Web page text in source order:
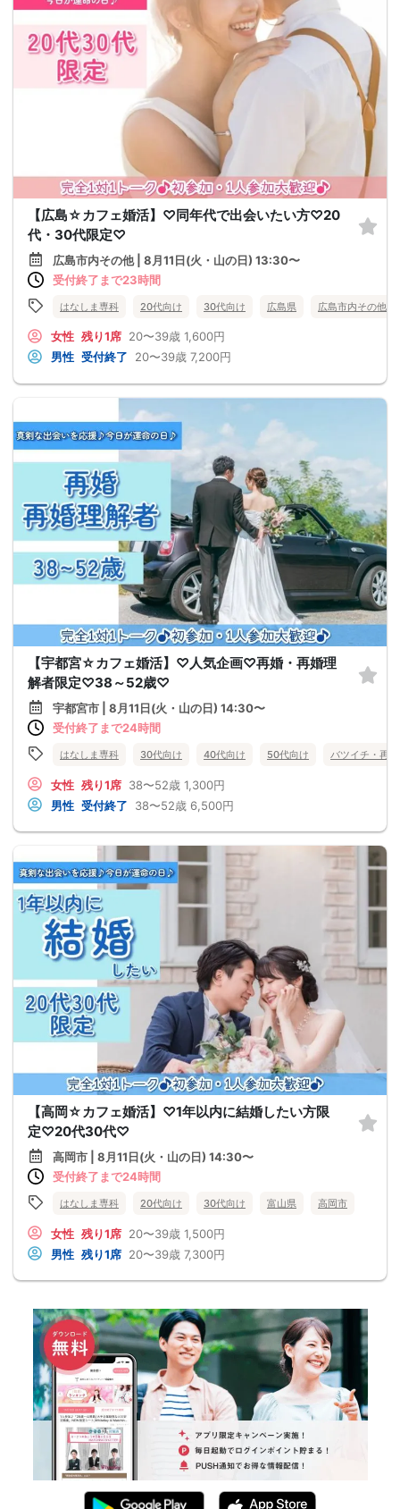
【広島☆カフェ婚活】♡同年代で出会いたい方♡20
代・30代限定♡
広島市内その他 | 8月11日(火・山の日) 13:30〜
受付終了まで23時間
はなしま専科 20代向け 30代向け 広島県 広島市内その他
女性 残り1席 20〜39歳 1,600円
男性 受付終了 20〜39歳 7,200円
【宇都宮☆カフェ婚活】♡人気企画♡再婚・再婚理
解者限定♡38～52歳♡
宇都宮市 | 8月11日(火・山の日) 14:30〜
受付終了まで24時間
はなしま専科 30代向け 40代向け 50代向け バツイチ・再婚
女性 残り1席 38〜52歳 1,300円
男性 受付終了 38〜52歳 6,500円
【高岡☆カフェ婚活】♡1年以内に結婚したい方限
定♡20代30代♡
高岡市 | 8月11日(火・山の日) 14:30〜
受付終了まで24時間
はなしま専科 20代向け 30代向け 富山県 高岡市
女性 残り1席 20〜39歳 1,500円
男性 残り1席 20〜39歳 7,300円